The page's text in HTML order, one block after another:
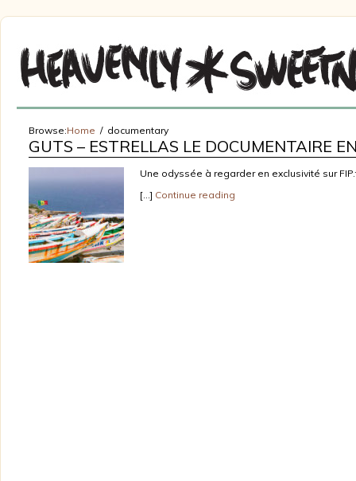
Browse:Home documentary
GUTS – ESTRELLAS LE DOCUMENTAIRE
Une odyssée à regarder en exclusivité sur
[…] Continue reading